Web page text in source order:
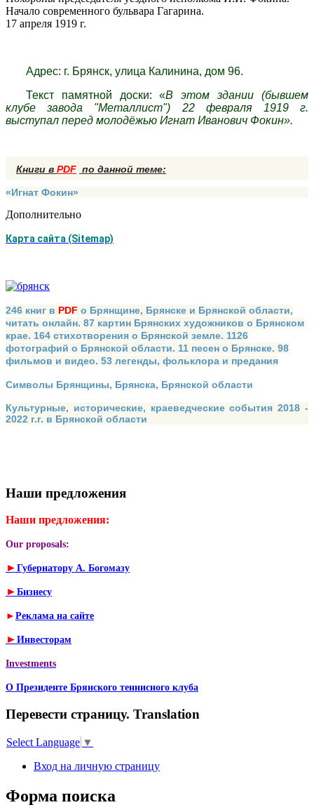
Начало современного бульвара Гагарина.
17 апреля 1919 г.
Адрес: г. Брянск, улица Калинина, дом 96.
Текст памятной доски: «В этом здании (бывшем
клубе завода "Металлист") 22 февраля 1919 г.
выступал перед молодёжью Игнат Иванович Фокин».
Книги в PDF по данной теме:
«Игнат Фокин»
Дополнительно
Карта сайта (Sitemap)
246 книг в PDF о Брянщине, Брянске и Брянской области,
читать онлайн. 87 картин Брянских художников о Брянском
крае. 164 стихотворения о Брянской земле. 1126
фотографий о Брянской области. 11 песен о Брянске. 98
фильмов и видео. 53 легенды, фольклора и предания
Символы Брянщины, Брянска, Брянской области
Культурные, исторические, краеведческие события 2018 -
2022 г.г. в Брянской области
Наши предложения
Наши предложения:
Our proposals:
► Губернатору А. Богомазу
► Бизнесу
► Реклама на сайте
► Инвесторам
Investments
О Президенте Брянского теннисного клуба
Перевести страницу. Translation
Select Language ▼
Вход на личную страницу
Форма поиска